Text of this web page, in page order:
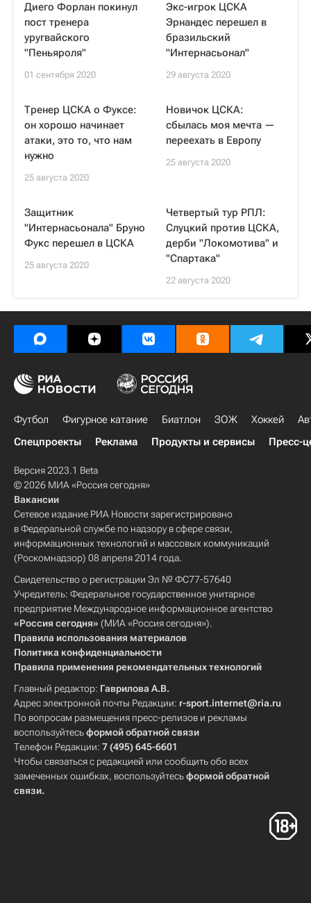
Диего Форлан покинул
пост тренера
уругвайского
"Пеньяроля"
01 сентября 2020
Экс-игрок ЦСКА
Эрнандес перешел в
бразильский
"Интернасьонал"
29 августа 2020
Тренер ЦСКА о Фуксе:
он хорошо начинает
атаки, это то, что нам
нужно
25 августа 2020
Новичок ЦСКА:
сбылась моя мечта —
переехать в Европу
25 августа 2020
Защитник
"Интернасьонала" Бруно
Фукс перешел в ЦСКА
25 августа 2020
Четвертый тур РПЛ:
Слуцкий против ЦСКА,
дерби "Локомотива" и
"Спартака"
22 августа 2020
Футбол Фигурное катание Биатлон ЗОЖ Хоккей
Спецпроекты
Реклама Продукты и сервисы Пресс-
Версия 2023.1 Beta
© 2026 МИА «Россия сегодня»
Вакансии
Сетевое издание РИА Новости зарегистрировано
в Федеральной службе по надзору в сфере связи,
информационных технологий и массовых коммуникаций
(Роскомнадзор) 08 апреля 2014 года.
Свидетельство о регистрации Эл № ФС77-57640
Учредитель: Федеральное государственное унитарное
предприятие Международное информационное агентство
«Россия сегодня» (МИА «Россия сегодня»).
Правила использования материалов
Политика конфиденциальности
Правила применения рекомендательных технологий
Главный редактор: Гаврилова А.В.
Адрес электронной почты Редакции: r-sport.internet@ria.ru
По вопросам размещения пресс-релизов и рекламы
воспользуйтесьформой обратной связи
Телефон Редакции: 7 (495) 645-6601
Чтобы связаться с редакцией или сообщить обо всех
замеченных ошибках, воспользуйтесьформой обратной
связи.